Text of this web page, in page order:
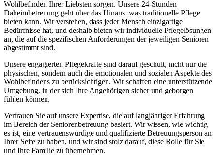
Wohlbefinden Ihrer Liebsten sorgen. Unsere 24-Stunden
Daheimbetreuung geht über das Hinaus, was traditionelle Pflege
bieten kann. Wir verstehen, dass jeder Mensch einzigartige
Bedürfnisse hat, und deshalb bieten wir individuelle Pflegelösungen
an, die auf die spezifischen Anforderungen der jeweiligen Senioren
abgestimmt sind.
Unsere engagierten Pflegekräfte sind darauf geschult, nicht nur die
physischen, sondern auch die emotionalen und sozialen Aspekte des
Wohlbefindens zu berücksichtigen. Wir schaffen eine unterstützende
Umgebung, in der sich Ihre Angehörigen sicher und geborgen
fühlen können.
Vertrauen Sie auf unsere Expertise, die auf langjähriger Erfahrung
im Bereich der Seniorenbetreuung basiert. Wir wissen, wie wichtig
es ist, eine vertrauenswürdige und qualifizierte Betreuungsperson an
Ihrer Seite zu haben, und wir sind stolz darauf, diese Rolle für Sie
und Ihre Familie zu übernehmen.